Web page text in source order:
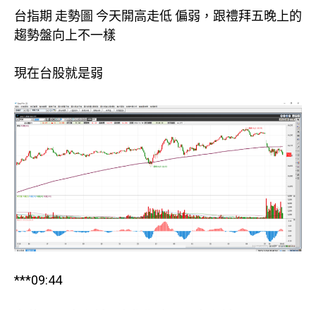
台指期 走勢圖 今天開高走低 偏弱，跟禮拜五晚上的
趨勢盤向上不一樣
現在台股就是弱
***09:44